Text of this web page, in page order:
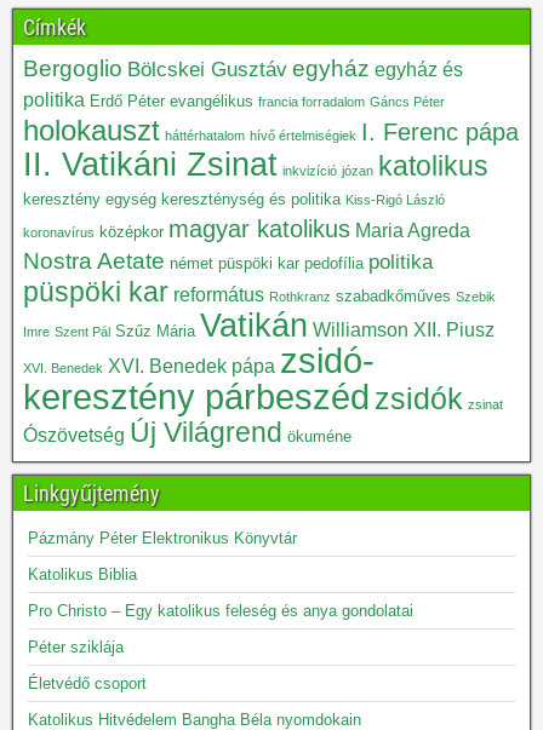
Címkék
Bergoglio Bölcskei Gusztáv egyház egyház és
politika Erdő Péter evangélikus francia forradalom Gáncs Péter
holokauszt háttérhatalom hívő értelmiségiek I. Ferenc pápa
II. Vatikáni Zsinat inkvizíció józan katolikus
keresztény egység kereszténység és politika Kiss-Rigó László
koronavírus középkor magyar katolikus Maria Agreda
Nostra Aetate német püspöki kar pedofília politika
püspöki kar református Rothkranz szabadkőműves Szebik
Imre Szent Pál Szűz Mária Vatikán Williamson XII. Piusz
XVI. Benedek XVI. Benedek pápa zsidó-
keresztény párbeszéd zsidók zsinat
Ószövetség Új Világrend ökuméne
Linkgyűjtemény
Pázmány Péter Elektronikus Könyvtár
Katolikus Biblia
Pro Christo – Egy katolikus feleség és anya gondolatai
Péter sziklája
Életvédő csoport
Katolikus Hitvédelem Bangha Béla nyomdokain